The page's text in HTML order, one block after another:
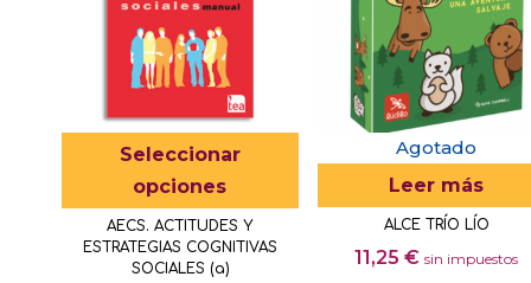
opciones
se
pueden
elegir
en
la
página
de
Seleccionar
opciones
tiene
variantes.
AECS. ACTITUDES Y
ESTRATEGIAS COGNITIVAS
SOCIALES (a)
Agotado
Leer más
ALCE TRÍO LÍO
11,25€ sin impuestos